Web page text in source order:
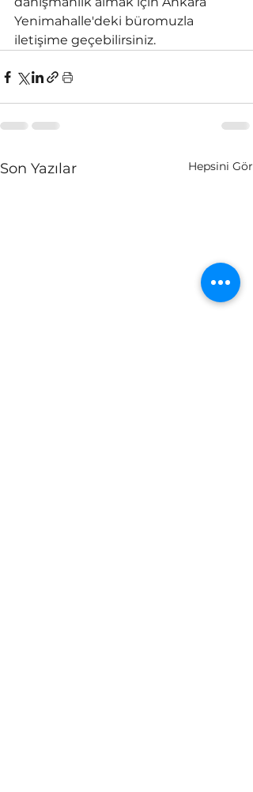
Yenimahalle'deki büromuzla
iletişime geçebilirsiniz.
Son Yazılar Hepsini Gör